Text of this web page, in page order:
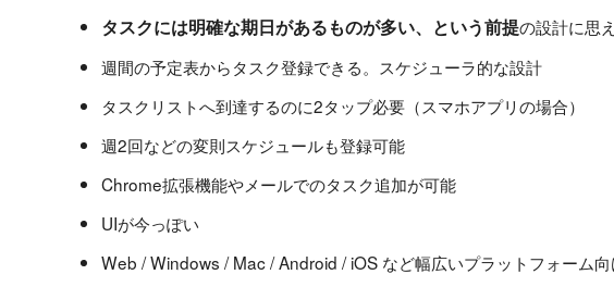
タスクには明確な期日があるものが多い、という前提の設計に思え
週間の予定表からタスク登録できる。スケジューラ的な設計
タスクリストへ到達するのに2タップ必要（スマホアプリの場合）
週2回などの変則スケジュールも登録可能
Chrome拡張機能やメールでのタスク追加が可能
UIが今っぽい
Web / Windows / Mac / Android / iOS など幅広いプラットフォーム向